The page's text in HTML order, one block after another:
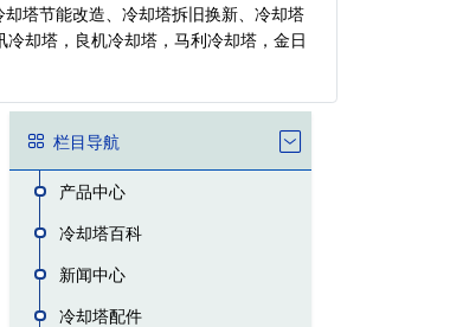
塔节能改造、冷却塔拆旧换新、冷却塔
却塔，良机冷却塔，马利冷却塔，金日
栏目导航
产品中心
冷却塔百科
新闻中心
冷却塔配件